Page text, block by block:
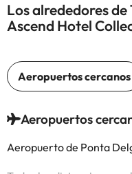
Los alrededores
Ascend Hotel
Aeropuertos
Aeropuerto de Ponta